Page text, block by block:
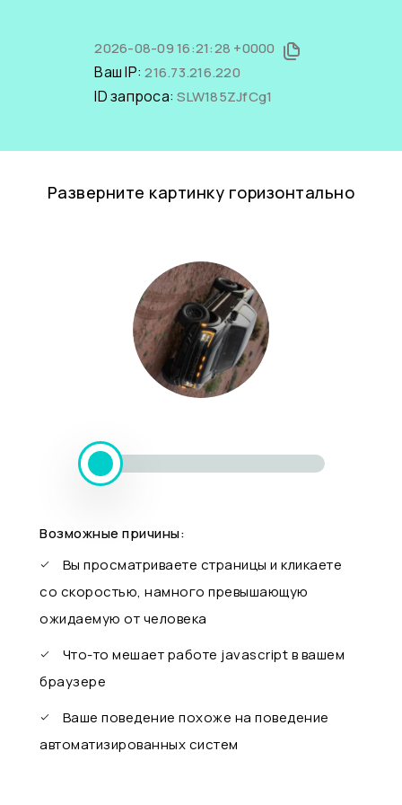
2026-08-09 16:21:28 +0000
Ваш IP:216.73.216.220
ID запроса:SLW185ZJfCg1
Разверните картинку горизонтально
Возможные причины:
Вы просматриваете страницы и кликаете
со скоростью, намного превышающую
ожидаемую от человека
Что-то мешает работе javascript в вашем
браузере
Ваше поведение похоже на поведение
автоматизированных систем